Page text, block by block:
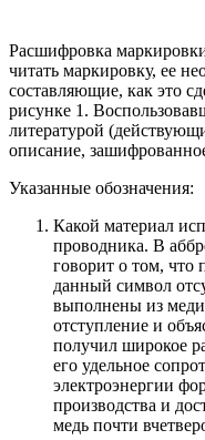
Расшифровка
читать маркировку, ее
составляющие, как это
рисунке 1.
литературой
описание,
Указанные обозначения:
Какой материал
проводника. В
говорит о том, что
данный символ
выполнены из меди.
отступление и
получил широкое
его удельное
электроэнергии
производства и
медь почти